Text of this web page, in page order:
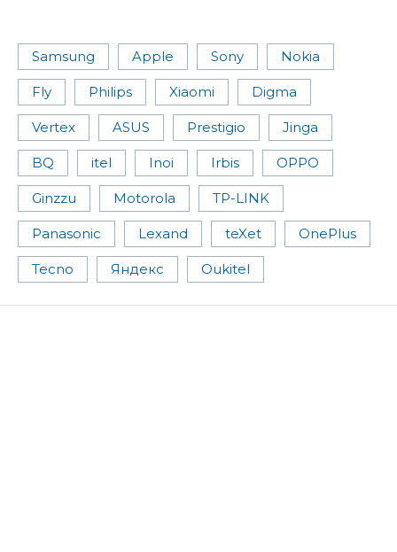
Samsung Apple Sony Nokia
Fly Philips Xiaomi Digma
Vertex ASUS Prestigio Jinga
BQ itel Inoi Irbis OPPO
Ginzzu Motorola TP-LINK
Panasonic Lexand teXet OnePlus
Tecno Яндекс Oukitel